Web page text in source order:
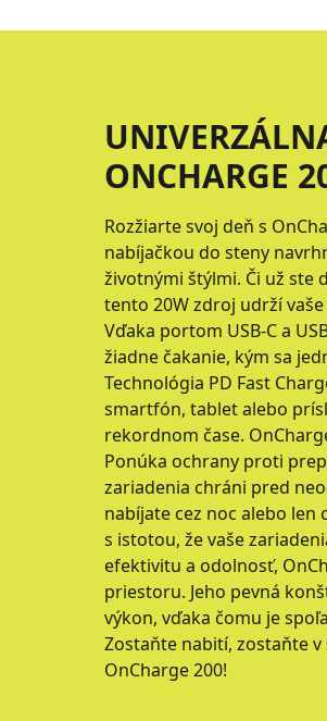
ONCHARGE
Rozžiarte svoj deň s
nabíjačkou do steny
životnými štýlmi. Či už ste
tento 20W zdroj udrží
Vďaka portom USB-C a
žiadne čakanie, kým sa
Technológia PD Fast
smartfón, tablet alebo
rekordnom čase.
Ponúka ochrany proti
zariadenia chráni pred
nabíjate cez noc alebo
s istotou, že vaše
efektivitu a odolnosť,
priestoru. Jeho pevná
výkon, vďaka čomu je
Zostaňte nabití, zostaňte
OnCharge 200!